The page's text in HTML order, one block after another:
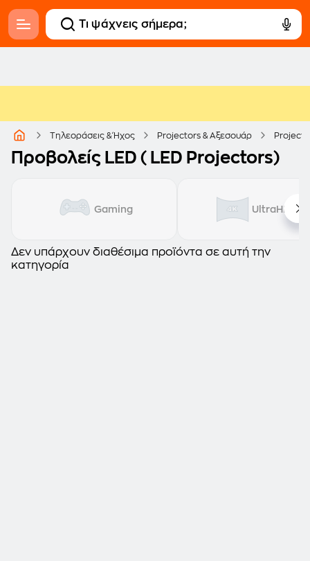
Τηλεοράσεις & Ήχος Projectors & Αξεσουάρ
Προβολείς LED ( LED Projectors)
Gaming UltraHD/4K
Δεν υπάρχουν διαθέσιμα προϊόντα σε αυτή την
κατηγορία